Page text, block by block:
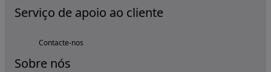
Serviço de apoio ao cliente
Contacte-nos
Sobre nós